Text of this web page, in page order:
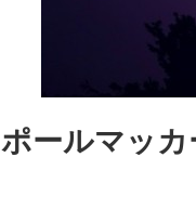
ポールマッカ